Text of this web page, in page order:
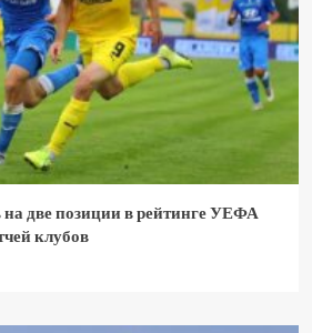
на две позиции в рейтинге УЕФА
клубов